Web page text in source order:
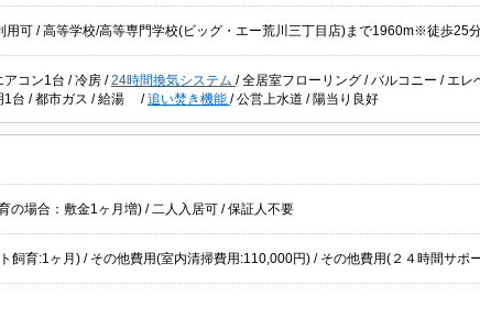
用可 / 高等学校/高等専門学校(ビッグ・エー荒川三丁目店)まで1960m※徒歩25
アコン1台 /冷房 /24時間換気システム /全居室フローリング /バルコニー / エレ
1台 /都市ガス /給湯 /追い焚き機能 /公営上水道 / 陽当り良好
の場合：敷金1ヶ月増) / 二人入居可 /保証人不要
飼育:1ヶ月) / その他費用(室内清掃費用:110,000円) / その他費用(２４時間サポ